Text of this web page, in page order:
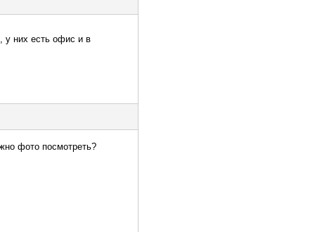
у них есть офис и в
фото посмотреть?